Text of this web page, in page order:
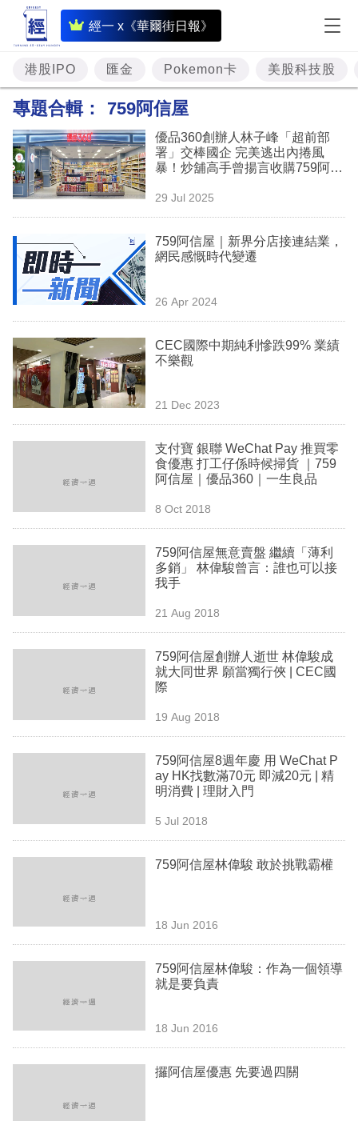
經一 x《華爾街日報》
即
時
財
經
題
投
資
理
業
科
技
生
欄
區
港股IPO 匯金 Pokemon卡 美股科技股
專題合輯： 759阿信屋
優品360創辦人林子峰「超前部
署」交棒國企 完美逃出內捲風
暴！炒舖高手曾揚言收購759阿信
29 Jul 2025
759阿信屋｜新界分店接連結業，
網民感慨時代變遷
26 Apr 2024
CEC國際中期純利慘跌99% 業績
不樂觀
21 Dec 2023
支付寶 銀聯 WeChat Pay 推買零
食優惠 打工仔係時候掃貨 ｜759
阿信屋｜優品360｜一生良品
8 Oct 2018
759阿信屋無意賣盤 繼續「薄利
多銷」 林偉駿曾言：誰也可以接
我手
21 Aug 2018
759阿信屋創辦人逝世 林偉駿成
就大同世界 願當獨行俠 | CEC國
際
19 Aug 2018
759阿信屋8週年慶 用 WeChat P
ay HK找數滿70元 即減20元 | 精
明消費 | 理財入門
5 Jul 2018
759阿信屋林偉駿 敢於挑戰霸權
18 Jun 2016
759阿信屋林偉駿：作為一個領導
就是要負責
18 Jun 2016
攞阿信屋優惠 先要過四關